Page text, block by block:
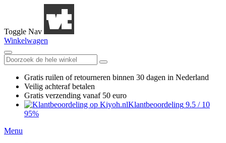
Toggle Nav
Winkelwagen
Gratis ruilen of retourneren binnen 30 dagen in Nederland
Veilig achteraf betalen
Gratis verzending vanaf 50 euro
Klantbeoordeling 9.5 / 10
95%
Menu